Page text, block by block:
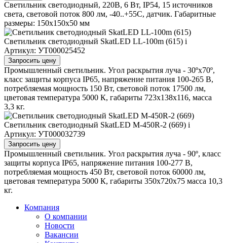
Светильник светодиодный, 220В, 6 Вт, IP54, 15 источников
света, световой поток 800 лм, -40..+55С, датчик. Габаритные
размеры: 150х150х50 мм
Светильник светодиодный SkatLED LL-100m (615) i
Артикул: УТ000025452
Запросить цену
Промышленный светильник. Угол раскрытия луча - 30ºх70º,
класс защиты корпуса IP65, напряжение питания 100-265 В,
потребляемая мощность 150 Вт, световой поток 17500 лм,
цветовая температура 5000 К, габариты 723х138х116, масса
3,3 кг.
Светильник светодиодный SkatLED M-450R-2 (669) i
Артикул: УТ000032739
Запросить цену
Промышленный светильник. Угол раскрытия луча - 90º, класс
защиты корпуса IP65, напряжение питания 100-277 В,
потребляемая мощность 450 Вт, световой поток 60000 лм,
цветовая температура 5000 К, габариты 350х720х75 масса 10,3
кг.
Компания
О компании
Новости
Вакансии